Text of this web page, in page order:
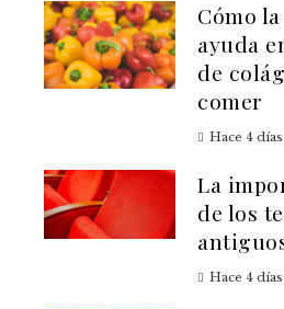
Cómo
ayuda
de
comer
Hace 4 días
La
de los
Hace 4 días